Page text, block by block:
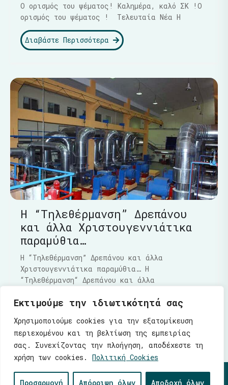
Εκτιμούμε την ιδιωτικότητά σας
Χρησιμοποιούμε cookies για την εξατομίκευση
περιεχομένου και τη βελτίωση της εμπειρίας
σας. Συνεχίζοντας την πλοήγηση, αποδέχεστε τη
χρήση των cookies.
Πολιτική Cookies
Προσαρμογή Απόρριψη όλων Αποδοχή όλων
Ο ορισμός του ψέματος! Καλημέρα, καλό ΣΚ !Ο
ορισμός του ψέματος ! Τελευταία Νέα Η
Διαβάστε Περισσότερα
Η “Τηλεθέρμανση” Δρεπάνου
και άλλα Χριστουγεννιάτικα
παραμύθια…
Η “Τηλεθέρμανση” Δρεπάνου και άλλα
Χριστουγεννιάτικα παραμύθια… Η
“Τηλεθέρμανση“ Δρεπάνου και άλλα
Ενότητα
| Λάζαρος Μαλούτας - Δήμαρχος